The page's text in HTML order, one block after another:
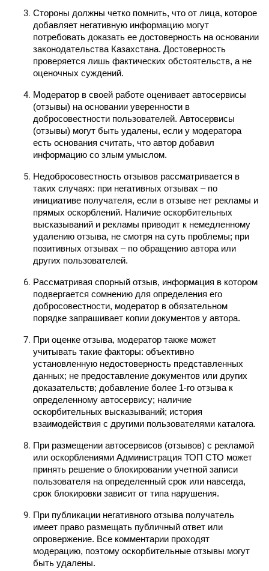
Стороны должны четко помнить, что от лица, которое
добавляет негативную информацию могут
потребовать доказать ее достоверность на основании
законодательства Казахстана. Достоверность
проверяется лишь фактических обстоятельств, а не
оценочных суждений.
Модератор в своей работе оценивает автосервисы
(отзывы) на основании уверенности в
добросовестности пользователей. Автосервисы
(отзывы) могут быть удалены, если у модератора
есть основания считать, что автор добавил
информацию со злым умыслом.
Недобросовестность отзывов рассматривается в
таких случаях: при негативных отзывах – по
инициативе получателя, если в отзыве нет рекламы и
прямых оскорблений. Наличие оскорбительных
высказываний и рекламы приводит к немедленному
удалению отзыва, не смотря на суть проблемы; при
позитивных отзывах – по обращению автора или
других пользователей.
Рассматривая спорный отзыв, информация в котором
подвергается сомнению для определения его
добросовестности, модератор в обязательном
порядке запрашивает копии документов у автора.
При оценке отзыва, модератор также может
учитывать такие факторы: объективно
установленную недостоверность представленных
данных; не предоставление документов или других
доказательств; добавление более 1-го отзыва к
определенному автосервису; наличие
оскорбительных высказываний; история
взаимодействия с другими пользователями каталога.
При размещении автосервисов (отзывов) с рекламой
или оскорблениями Администрация ТОП СТО может
принять решение о блокировании учетной записи
пользователя на определенный срок или навсегда,
срок блокировки зависит от типа нарушения.
При публикации негативного отзыва получатель
имеет право размещать публичный ответ или
опровержение. Все комментарии проходят
модерацию, поэтому оскорбительные отзывы могут
быть удалены.